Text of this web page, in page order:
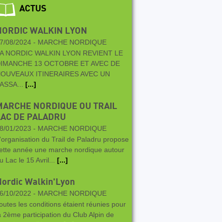
ACTUS
WALKIN LYON
08/2024 - MARCHE NORDIQUE
NORDIC WALKIN LYON REVIENT LE
13 OCTOBRE ET AVEC DE
ITINERAIRES AVEC UN
[...]
NORDIQUE OU TRAIL
DE PALADRU
01/2023 - MARCHE NORDIQUE
du Trail de Paladru propose
année une marche nordique autour
Lac le 15 Avril... [...]
Walkin'Lyon
10/2022 - MARCHE NORDIQUE
les conditions étaient réunies pour
2ème participation du Club Alpin de